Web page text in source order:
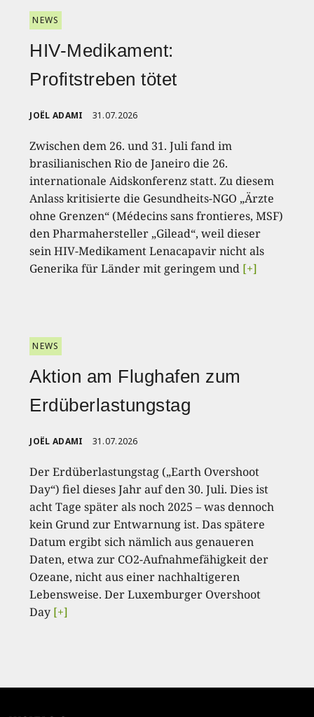
NEWS
HIV-Medikament:
Profitstreben tötet
JOËL ADAMI 31.07.2026
Zwischen dem 26. und 31. Juli fand im
brasilianischen Rio de Janeiro die 26.
internationale Aidskonferenz statt. Zu diesem
Anlass kritisierte die Gesundheits-NGO „Ärzte
ohne Grenzen“ (Médecins sans frontieres, MSF)
den Pharmahersteller „Gilead“, weil dieser
sein HIV-Medikament Lenacapavir nicht als
Generika für Länder mit geringem und [+]
NEWS
Aktion am Flughafen zum
Erdüberlastungstag
JOËL ADAMI 31.07.2026
Der Erdüberlastungstag („Earth Overshoot
Day“) fiel dieses Jahr auf den 30. Juli. Dies ist
acht Tage später als noch 2025 – was dennoch
kein Grund zur Entwarnung ist. Das spätere
Datum ergibt sich nämlich aus genaueren
Daten, etwa zur CO2-Aufnahmefähigkeit der
Ozeane, nicht aus einer nachhaltigeren
Lebensweise. Der Luxemburger Overshoot
Day [+]